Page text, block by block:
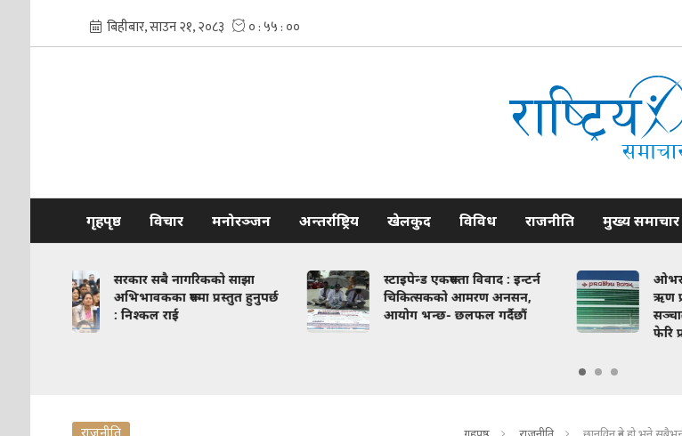
गृहपृष्ठ विचार मनोरञ्जन अन्तर्राष्ट्रिय खेलकुद विविध राजनीति मुख्य समाचार
नागरिकको साझा
रूपमा प्रस्तुत हुनुपर्छ
स्टाइपेन्ड एकरूपता विवाद : इन्टर्न
चिकित्सकको आमरण अनसन,
आयोग भन्छ- छलफल गर्दैछौं
ओभरभ्यालुएसनमार्फत करोडौं
ऋण प्रवाह? प्रभु बैंकका
सञ्चालक रमेशराज अर्यालमाथि
राजनीति